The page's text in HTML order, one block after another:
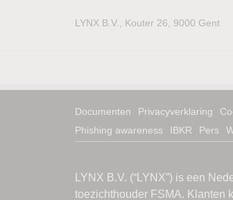
LYNX B.V., Kouter 26, 9000 Gent
Documenten Privacyverklaring
Phishing awareness
IBKR Pers